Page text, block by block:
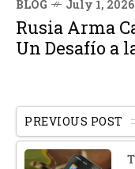
BLOG July 1, 2026
Rusia Arma
Un Desafío a
PREVIOUS POST